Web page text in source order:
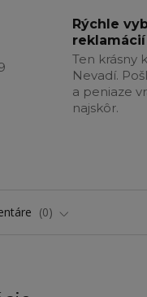
Rýchle
reklamácií
Ten krásny
Nevadí.
a peniaze
najskôr.
0